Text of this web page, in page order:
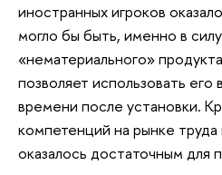
иностранных игроков
могло бы быть, именно в
«нематериального»
позволяет использовать его
времени после установки.
компетенций на рынке
оказалось достаточным для